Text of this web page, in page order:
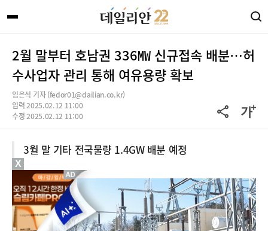
2월 말부터 호남권 336㎿ 신규접속 배분…허
수사업자 관리 통해 여유용량 확보
임은석 기자 (fedor01@dailian.co.kr)
입력 2025.02.12 11:00
수정 2025.02.12 11:00
3월 말 기타 전국물량 1.4GW 배분 예정
X